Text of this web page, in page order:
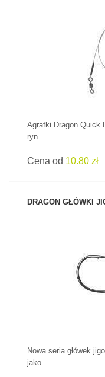
Agrafki Dragon Quick
ryn...
Cena od 10.80 zł
DRAGON GŁÓWKI
Nowa seria główek
jako...